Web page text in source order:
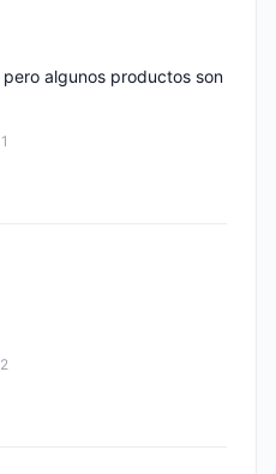
algunos productos son